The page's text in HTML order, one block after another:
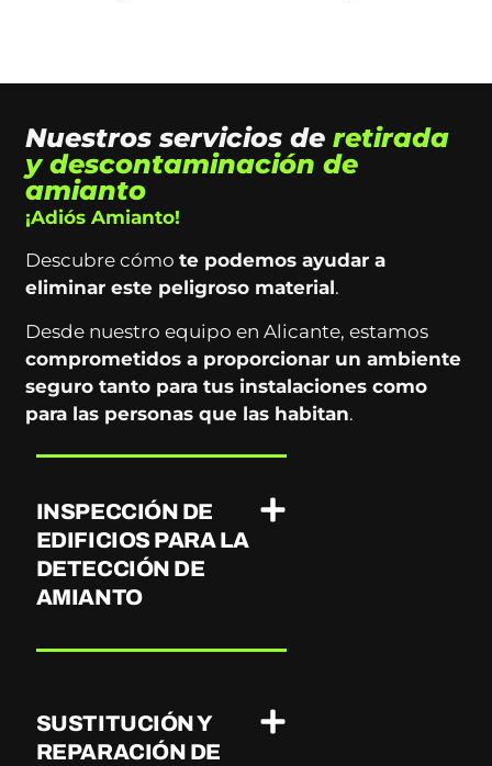
Nuestros servicios de retirada
y descontaminación de
amianto
¡Adiós Amianto!
Descubre cómo te podemos ayudar a
eliminar este peligroso material.
Desde nuestro equipo en Alicante, estamos
comprometidos a proporcionar un ambiente
seguro tanto para tus instalaciones como
para las personas que las habitan.
INSPECCIÓN DE
EDIFICIOS PARA LA
DETECCIÓN DE
AMIANTO
SUSTITUCIÓN Y
REPARACIÓN DE